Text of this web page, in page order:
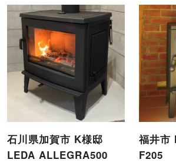
石川県加賀市 K様邸
LEDA ALLEGRA500
福井市
F205